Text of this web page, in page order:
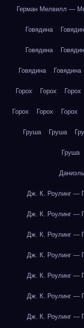
Герман Мелвилл —
Говядина
Говядина
Говядина Говядина
Горох Горох Горох
Горох Горох Горох
Груша Груша
Груша
Дж. К. Роулинг —
Дж. К. Роулинг —
Дж. К. Роулинг —
Дж. К. Роулинг —
Дж. К. Роулинг —
Дж. К. Роулинг —
Дж. К. Роулинг —